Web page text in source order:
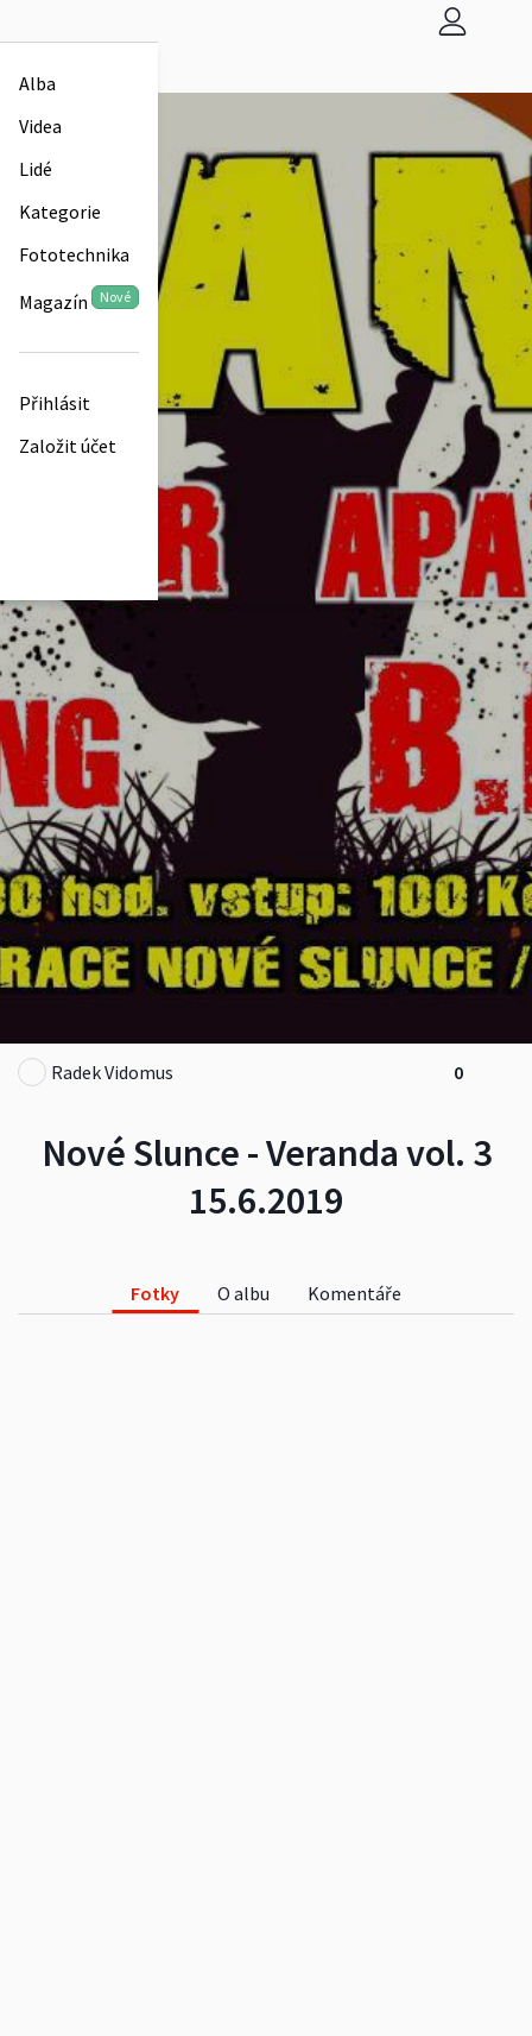
Alba
Videa
Lidé
Kategorie
Fototechnika
Magazín Nové
Přihlásit
Založit účet
Nové Slunce - Veranda vol. 3
15.6.2019
Radek Vidomus 0
Fotky O albu Komentáře